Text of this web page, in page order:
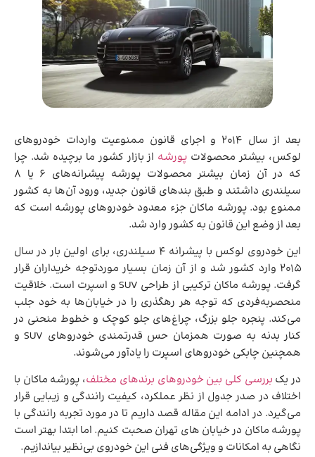
بعد از سال 2014 و اجرای قانون ممنوعیت واردات خودروهای
لوکس، بیشتر محصولات پورشه از بازار کشور ما برچیده شد. چرا
که در آن زمان بیشتر محصولات پورشه پیشرانه‌های 6 یا 8
سیلندری داشتند و طبق بندهای قانون جدید، ورود آن‌ها به کشور
ممنوع بود. پورشه ماکان جزء معدود خودروهای پورشه است که
بعد از وضع این قانون به کشور وارد شد.
این خودروی لوکس با پیشرانه 4 سیلندری، برای اولین بار در سال
2015 وارد کشور شد و از آن زمان بسیار موردتوجه خریداران قرار
گرفت. پورشه ماکان ترکیبی از طراحی SUV و اسپرت است. خلاقیت
منحصربه‌فردی که توجه هر رهگذری را در خیابان‌ها به خود جلب
می‌کند. پنجره جلو بزرگ، چراغ‌های جلو کوچک و خطوط منحنی در
کنار بدنه به صورت همزمان حس قدرتمندی خودروهای SUV و
همچنین چابکی خودروهای اسپرت را یادآور می‌شوند.
در یک بررسی کلی بین خودروهای برندهای مختلف، پورشه ماکان با
اختلاف در صدر جدول از نظر عملکرد، کیفیت رانندگی و زیبایی قرار
می‌گیرد. در ادامه این مقاله قصد داریم تا در مورد تجربه رانندگی با
پورشه ماکان در خیابان های تهران صحبت کنیم. اما ابتدا بهتر است
نگاهی به امکانات و ویژگی‌های فنی این خودروی بی‌نظیر بیاندازیم.